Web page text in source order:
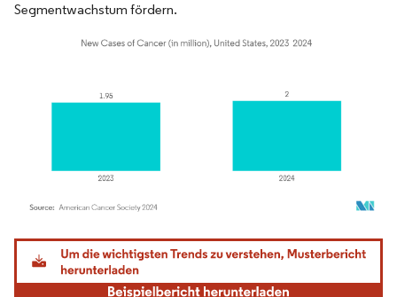
Segmentwachstum fördern.
Bild © Mordor Intelligence. Wiederverwendung erfordert Namensnennung gemäß